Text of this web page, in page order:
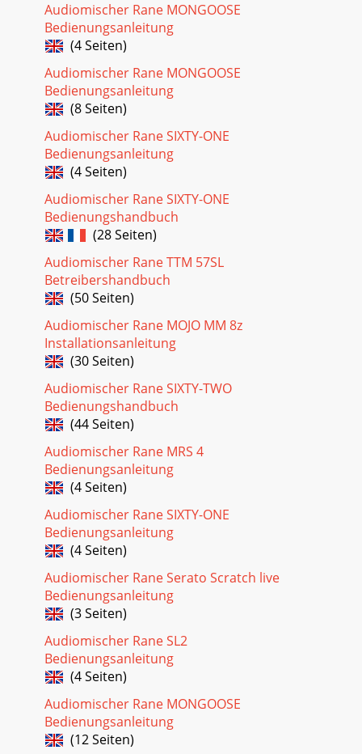
Audiomischer Rane MONGOOSE
Bedienungsanleitung
(4 Seiten)
Audiomischer Rane MONGOOSE
Bedienungsanleitung
(8 Seiten)
Audiomischer Rane SIXTY-ONE
Bedienungsanleitung
(4 Seiten)
Audiomischer Rane SIXTY-ONE
Bedienungshandbuch
(28 Seiten)
Audiomischer Rane TTM 57SL
Betreibershandbuch
(50 Seiten)
Audiomischer Rane MOJO MM 8z
Installationsanleitung
(30 Seiten)
Audiomischer Rane SIXTY-TWO
Bedienungshandbuch
(44 Seiten)
Audiomischer Rane MRS 4
Bedienungsanleitung
(4 Seiten)
Audiomischer Rane SIXTY-ONE
Bedienungsanleitung
(4 Seiten)
Audiomischer Rane Serato Scratch live
Bedienungsanleitung
(3 Seiten)
Audiomischer Rane SL2
Bedienungsanleitung
(4 Seiten)
Audiomischer Rane MONGOOSE
Bedienungsanleitung
(12 Seiten)